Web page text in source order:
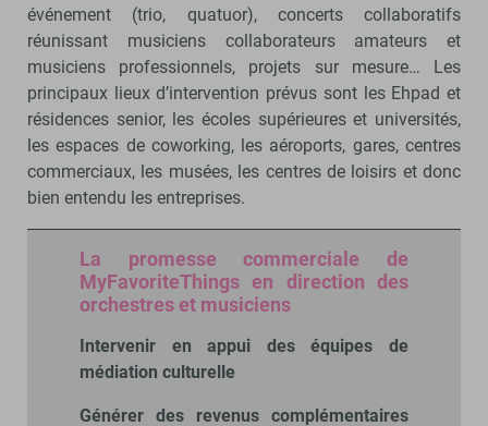
événement (trio, quatuor), concerts collaboratifs
réunissant musiciens collaborateurs amateurs et
musiciens professionnels, projets sur mesure… Les
principaux lieux d’intervention prévus sont les Ehpad et
résidences senior, les écoles supérieures et universités,
les espaces de coworking, les aéroports, gares, centres
commerciaux, les musées, les centres de loisirs et donc
bien entendu les entreprises.
La promesse commerciale de
MyFavoriteThings en direction des
orchestres et musiciens
Intervenir en appui des équipes de
médiation culturelle
Générer des revenus complémentaires